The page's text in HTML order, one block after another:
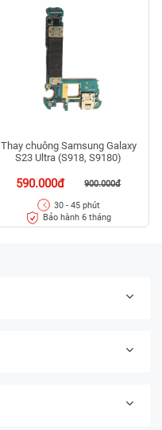
Thay chuông Samsung Galaxy
S23 Ultra (S918, S9180)
590.000đ 900.000đ
30 - 45 phút
Bảo hành 6 tháng